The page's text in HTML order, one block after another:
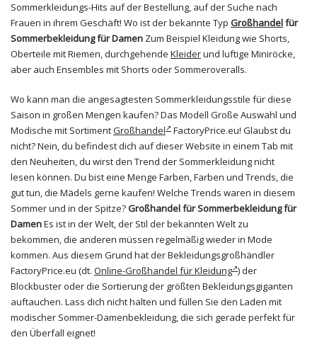
Sommerkleidungs-Hits auf der Bestellung, auf der Suche nach
Frauen in ihrem Geschäft! Wo ist der bekannte Typ Großhandelfür
Sommerbekleidung für Damen Zum Beispiel Kleidung wie Shorts,
Oberteile mit Riemen, durchgehende Kleiderund luftige Miniröcke,
aber auch Ensembles mit Shorts oder Sommeroveralls.
Wo kann man die angesagtesten Sommerkleidungsstile für diese
Saison in großen Mengen kaufen? Das Modell Große Auswahl und
Modische mit SortimentGroßhandel
FactoryPrice.eu! Glaubst du
nicht? Nein, du befindest dich auf dieser Website in einem Tab mit
den Neuheiten, du wirst den Trend der Sommerkleidung nicht
lesen können. Du bist eine Menge Farben, Farben und Trends, die
gut tun, die Mädels gerne kaufen! Welche Trends waren in diesem
Sommer und in der Spitze?Großhandel für Sommerbekleidung für
DamenEs ist in der Welt, der Stil der bekannten Welt zu
bekommen, die anderen müssen regelmäßig wieder in Mode
kommen. Aus diesem Grund hat der Bekleidungsgroßhändler
FactoryPrice.eu (dt. Online-Großhandel für Kleidung ) der
Blockbuster oder die Sortierung der größten Bekleidungsgiganten
auftauchen. Lass dich nicht halten und füllen Sie den Laden mit
modischer Sommer-Damenbekleidung, die sich gerade perfekt für
den Überfall eignet!